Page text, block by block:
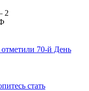
2
70-й День
стать